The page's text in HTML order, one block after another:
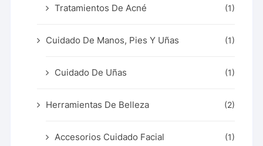
Tratamientos De Acné (1)
Cuidado De Manos, Pies Y Uñas (1)
Cuidado De Uñas (1)
Herramientas De Belleza (2)
Accesorios Cuidado Facial (1)